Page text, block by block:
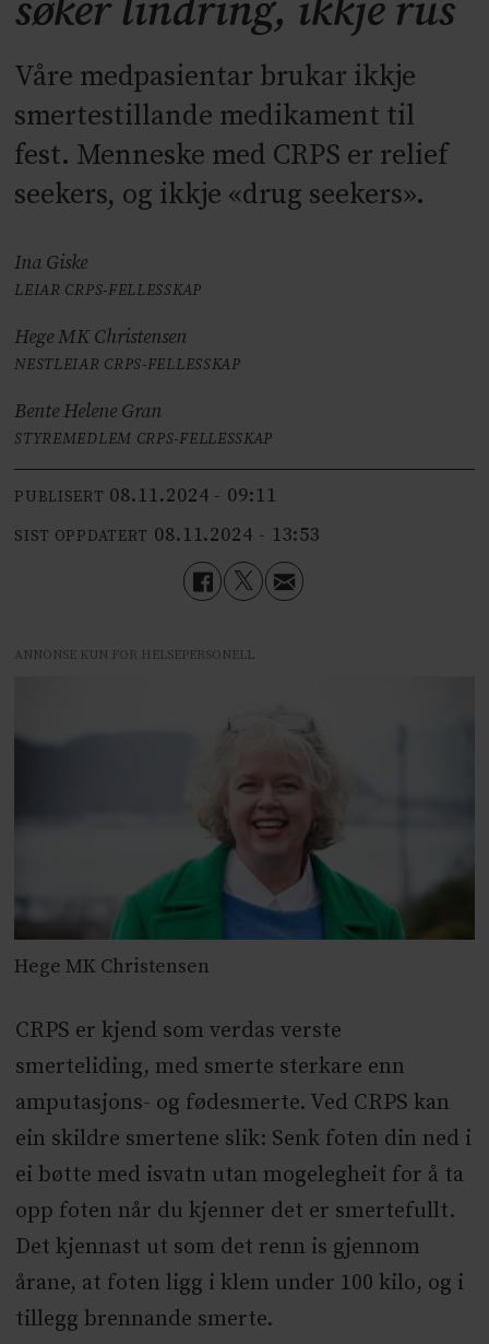
søker lindring, ikkje rus
Våre medpasientar brukar ikkje
smertestillande medikament til
fest. Menneske med CRPS er relief
seekers, og ikkje «drug seekers».
Ina Giske
LEIAR CRPS-FELLESSKAP
Hege MK Christensen
NESTLEIAR CRPS-FELLESSKAP
Bente Helene Gran
STYREMEDLEM CRPS-FELLESSKAP
PUBLISERT 08.11.2024 - 09:11
SIST OPPDATERT 08.11.2024 - 13:53
ANNONSE KUN FOR HELSEPERSONELL
Hege MK Christensen
CRPS er kjend som verdas verste
smerteliding, med smerte sterkare enn
amputasjons- og fødesmerte. Ved CRPS kan
ein skildre smertene slik: Senk foten din ned i
ei bøtte med isvatn utan mogelegheit for å ta
opp foten når du kjenner det er smertefullt.
Det kjennast ut som det renn is gjennom
årane, at foten ligg i klem under 100 kilo, og i
tillegg brennande smerte.